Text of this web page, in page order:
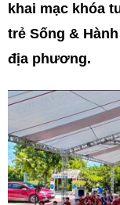
khai mạc khóa
trẻ Sống &
địa phương.